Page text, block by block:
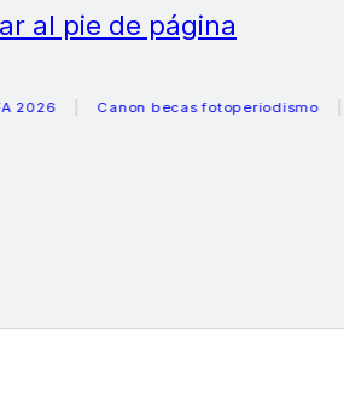
al pie de página
Canon becas fotoperiodismo